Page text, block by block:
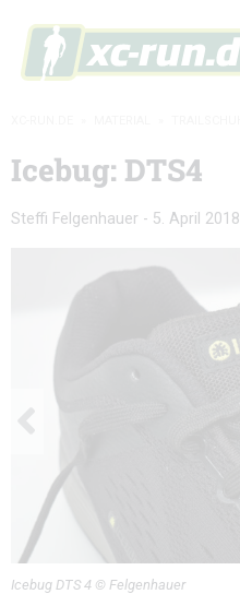
Icebug: DTS4
Steffi Felgenhauer - 5. April 2018
Icebug DTS 4 © Felgenhauer